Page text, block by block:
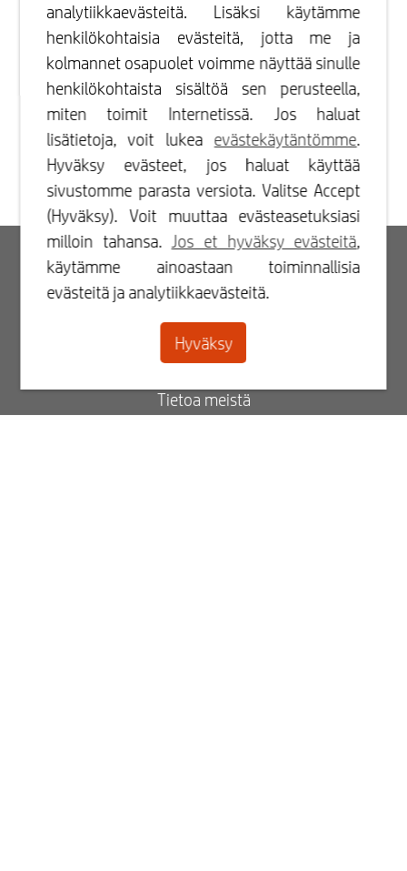
Kirjaudu sisään
Yhteydenotto
Tietoa meistä
analytiikkaevästeitä. Lisäksi käytämme
henkilökohtaisia evästeitä, jotta me ja
kolmannet osapuolet voimme näyttää sinulle
henkilökohtaista sisältöä sen perusteella,
miten toimit Internetissä. Jos haluat
lisätietoja, voit lukea evästekäytäntömme.
Hyväksy evästeet, jos haluat käyttää
sivustomme parasta versiota. Valitse Accept
(Hyväksy). Voit muuttaa evästeasetuksiasi
milloin tahansa.Jos et hyväksy evästeitä,
käytämme ainoastaan toiminnallisia
evästeitä ja analytiikkaevästeitä.
Hyväksy